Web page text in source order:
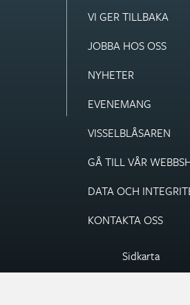
VI GER TILLBAKA
JOBBA HOS OSS
NYHETER
EVENEMANG
VISSEL­BLÅSAREN
GÅ TILL VÅR
DATA OCH
KONTAKTA OSS
Sidkarta